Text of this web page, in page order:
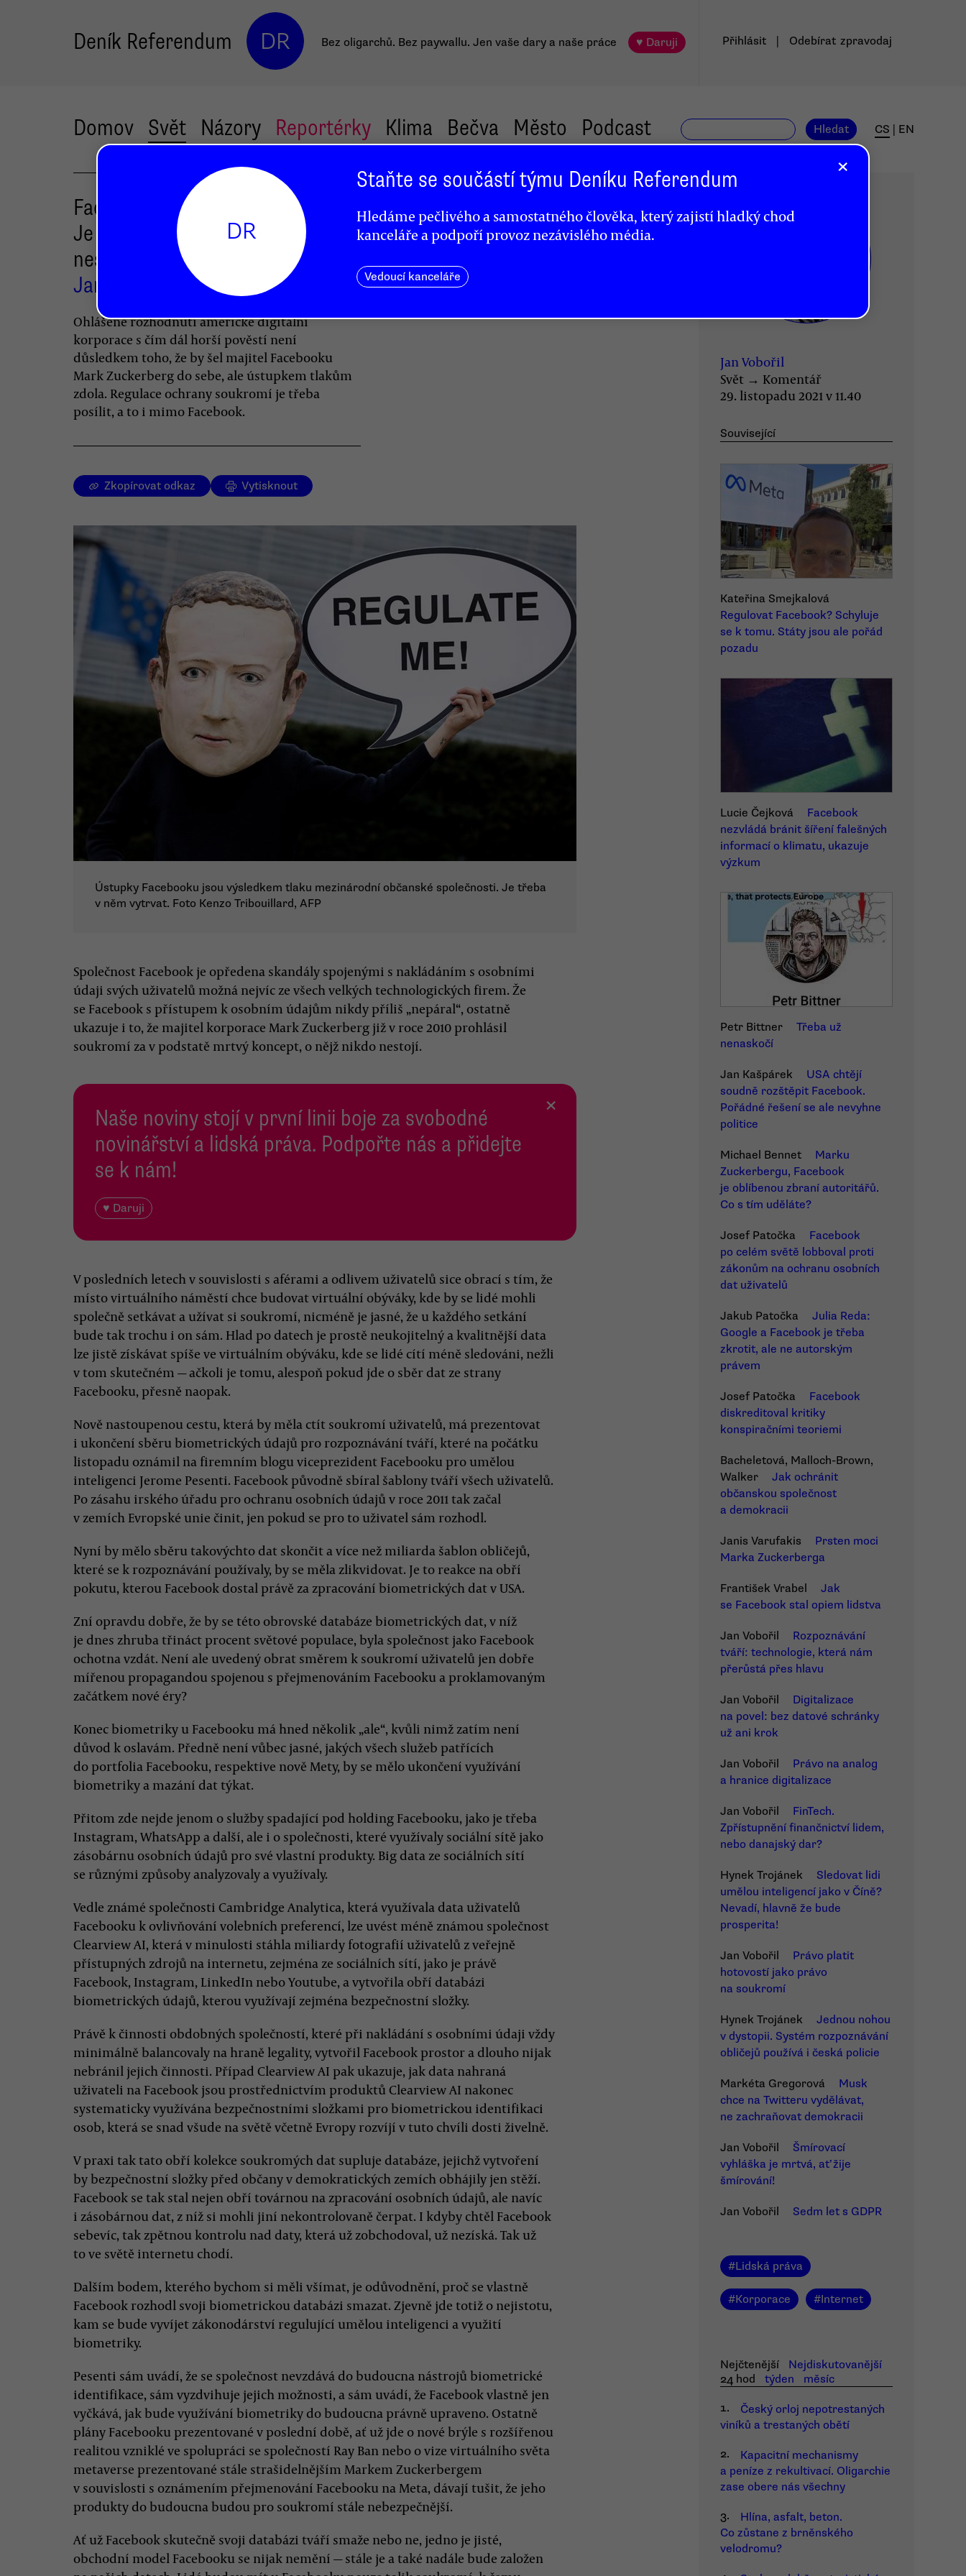
Deník Referendum DR Bez oligarchů. Bez paywallu. Jen vaše dary a naše práce ♥ Daruji Přihlásit Odebírat zpravodaj
Domov Svět Názory Reportérky Klima Bečva Město Podcast Hledat CS EN
Facebook se vzdává biometriky.
Je to výsledek tlaku zdola, který
nesmí polevit
Jan Vobořil
Ohlášené rozhodnutí americké digitální
korporace s čím dál horší pověstí není
důsledkem toho, že by šel majitel Facebooku
Mark Zuckerberg do sebe, ale ústupkem tlakům
zdola. Regulace ochrany soukromí je třeba
posílit, a to i mimo Facebook.
Zkopírovat odkaz Vytisknout
Ústupky Facebooku jsou výsledkem tlaku mezinárodní občanské společnosti. Je třeba
v něm vytrvat. Foto Kenzo Tribouillard, AFP
Společnost Facebook je opředena skandály spojenými s nakládáním s osobními
údaji svých uživatelů možná nejvíc ze všech velkých technologických firem. Že
se Facebook s přístupem k osobním údajům nikdy příliš „nepáral“, ostatně
ukazuje i to, že majitel korporace Mark Zuckerberg již v roce 2010 prohlásil
soukromí za v podstatě mrtvý koncept, o nějž nikdo nestojí.
Naše noviny stojí v první linii boje za svobodné
novinářství a lidská práva. Podpořte nás a přidejte
se k nám!
♥ Daruji
×
V posledních letech v souvislosti s aférami a odlivem uživatelů sice obrací s tím, že
místo virtuálního náměstí chce budovat virtuální obýváky, kde by se lidé mohli
společně setkávat a užívat si soukromí, nicméně je jasné, že u každého setkání
bude tak trochu i on sám. Hlad po datech je prostě neukojitelný a kvalitnější data
lze jistě získávat spíše ve virtuálním obýváku, kde se lidé cítí méně sledováni, nežli
v tom skutečném — ačkoli je tomu, alespoň pokud jde o sběr dat ze strany
Facebooku, přesně naopak.
Nově nastoupenou cestu, která by měla ctít soukromí uživatelů, má prezentovat
i ukončení sběru biometrických údajů pro rozpoznávání tváří, které na počátku
listopadu oznámil na firemním blogu viceprezident Facebooku pro umělou
inteligenci Jerome Pesenti. Facebook původně sbíral šablony tváří všech uživatelů.
Po zásahu irského úřadu pro ochranu osobních údajů v roce 2011 tak začal
v zemích Evropské unie činit, jen pokud se pro to uživatel sám rozhodl.
Nyní by mělo sběru takovýchto dat skončit a více než miliarda šablon obličejů,
které se k rozpoznávání používaly, by se měla zlikvidovat. Je to reakce na obří
pokutu, kterou Facebook dostal právě za zpracování biometrických dat v USA.
Zní opravdu dobře, že by se této obrovské databáze biometrických dat, v níž
je dnes zhruba třináct procent světové populace, byla společnost jako Facebook
ochotna vzdát. Není ale uvedený obrat směrem k soukromí uživatelů jen dobře
mířenou propagandou spojenou s přejmenováním Facebooku a proklamovaným
začátkem nové éry?
Konec biometriky u Facebooku má hned několik „ale“, kvůli nimž zatím není
důvod k oslavám. Předně není vůbec jasné, jakých všech služeb patřících
do portfolia Facebooku, respektive nově Mety, by se mělo ukončení využívání
biometriky a mazání dat týkat.
Přitom zde nejde jenom o služby spadající pod holding Facebooku, jako je třeba
Instagram, WhatsApp a další, ale i o společnosti, které využívaly sociální sítě jako
zásobárnu osobních údajů pro své vlastní produkty. Big data ze sociálních sítí
se různými způsoby analyzovaly a využívaly.
Vedle známé společnosti Cambridge Analytica, která využívala data uživatelů
Facebooku k ovlivňování volebních preferencí, lze uvést méně známou společnost
Clearview AI, která v minulosti stáhla miliardy fotografií uživatelů z veřejně
přístupných zdrojů na internetu, zejména ze sociálních sítí, jako je právě
Facebook, Instagram, LinkedIn nebo Youtube, a vytvořila obří databázi
biometrických údajů, kterou využívají zejména bezpečnostní složky.
Právě k činnosti obdobných společností, které při nakládání s osobními údaji vždy
minimálně balancovaly na hraně legality, vytvořil Facebook prostor a dlouho nijak
nebránil jejich činnosti. Případ Clearview AI pak ukazuje, jak data nahraná
uživateli na Facebook jsou prostřednictvím produktů Clearview AI nakonec
systematicky využívána bezpečnostními složkami pro biometrickou identifikaci
osob, která se snad všude na světě včetně Evropy rozvíjí v tuto chvíli dosti živelně.
V praxi tak tato obří kolekce soukromých dat supluje databáze, jejichž vytvoření
by bezpečnostní složky před občany v demokratických zemích obhájily jen stěží.
Facebook se tak stal nejen obří továrnou na zpracování osobních údajů, ale navíc
i zásobárnou dat, z níž si mohli jiní nekontrolovaně čerpat. I kdyby chtěl Facebook
sebevíc, tak zpětnou kontrolu nad daty, která už zobchodoval, už nezíská. Tak už
to ve světě internetu chodí.
Dalším bodem, kterého bychom si měli všímat, je odůvodnění, proč se vlastně
Facebook rozhodl svoji biometrickou databázi smazat. Zjevně jde totiž o nejistotu,
kam se bude vyvíjet zákonodárství regulující umělou inteligenci a využití
biometriky.
Pesenti sám uvádí, že se společnost nevzdává do budoucna nástrojů biometrické
identifikace, sám vyzdvihuje jejich možnosti, a sám uvádí, že Facebook vlastně jen
vyčkává, jak bude využívání biometriky do budoucna právně upraveno. Ostatně
plány Facebooku prezentované v poslední době, ať už jde o nové brýle s rozšířenou
realitou vzniklé ve spolupráci se společností Ray Ban nebo o vize virtuálního světa
metaverse prezentované stále strašidelnějším Markem Zuckerbergem
v souvislosti s oznámením přejmenování Facebooku na Meta, dávají tušit, že jeho
produkty do budoucna budou pro soukromí stále nebezpečnější.
Ať už Facebook skutečně svoji databázi tváří smaže nebo ne, jedno je jisté,
obchodní model Facebooku se nijak nemění — stále je a také nadále bude založen
Jan Vobořil
Svět → Komentář
29. listopadu 2021 v 11.40
Související
Kateřina Smejkalová
Regulovat Facebook? Schyluje
se k tomu. Státy jsou ale pořád
pozadu
Lucie Čejková
Facebook
nezvládá bránit šíření falešných
informací o klimatu, ukazuje
výzkum
Petr Bittner
Třeba už
nenaskočí
Jan Kašpárek
USA chtějí
soudně rozštěpit Facebook.
Pořádné řešení se ale nevyhne
politice
Michael Bennet
Marku
Zuckerbergu, Facebook
je oblíbenou zbraní autoritářů.
Co s tím uděláte?
Josef Patočka
Facebook
po celém světě lobboval proti
zákonům na ochranu osobních
dat uživatelů
Jakub Patočka
Julia Reda:
Google a Facebook je třeba
zkrotit, ale ne autorským
právem
Josef Patočka
Facebook
diskreditoval kritiky
konspiračními teoriemi
Bacheletová, Malloch-Brown,
Walker
Jak ochránit
občanskou společnost
a demokracii
Janis Varufakis
Prsten moci
Marka Zuckerberga
František Vrabel
Jak
se Facebook stal opiem lidstva
Jan Vobořil
Rozpoznávání
tváří: technologie, která nám
přerůstá přes hlavu
Jan Vobořil
Digitalizace
na povel: bez datové schránky
už ani krok
Jan Vobořil
Právo na analog
a hranice digitalizace
Jan Vobořil
FinTech.
Zpřístupnění finančnictví lidem,
nebo danajský dar?
Hynek Trojánek
Sledovat lidi
umělou inteligencí jako v Číně?
Nevadí, hlavně že bude
prosperita!
Jan Vobořil
Právo platit
hotovostí jako právo
na soukromí
Hynek Trojánek
Jednou nohou
v dystopii. Systém rozpoznávání
obličejů používá i česká policie
Markéta Gregorová
Musk
chce na Twitteru vydělávat,
ne zachraňovat demokracii
Jan Vobořil
Šmírovací
vyhláška je mrtvá, ať žije
šmírování!
Jan Vobořil Sedm let s GDPR
#Lidská práva
#Korporace #Internet
Nejčtenější
Nejdiskutovanější
24 hod
týden
měsíc
1.
Český orloj nepotrestaných
viníků a trestaných obětí
2.
Kapacitní mechanismy
a peníze z rekultivací. Oligarchie
zase obere nás všechny
3.
Hlína, asfalt, beton.
Co zůstane z brněnského
velodromu?
×
DR
Staňte se součástí týmu Deníku Referendum
Hledáme pečlivého a samostatného člověka, který zajistí hladký chod
kanceláře a podpoří provoz nezávislého média.
Vedoucí kanceláře